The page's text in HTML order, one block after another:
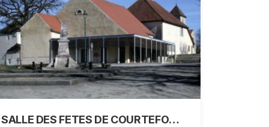
SALLE DES FETES DE COURTEFONTAINE